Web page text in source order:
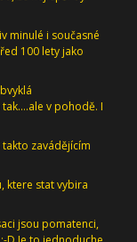
minulé i současné
100 lety jako
v pohodě. I
zavádějícím
ktere stat vybira
jsou pomatenci,